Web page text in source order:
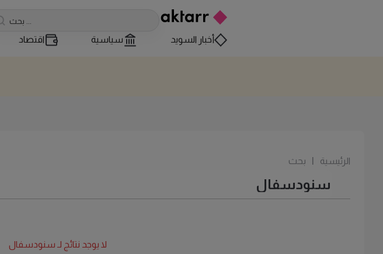
أخبار السويد سياسية اقتصاد
الرئيسية | بحث
لا يوجد نتائج لـ سنودسفال